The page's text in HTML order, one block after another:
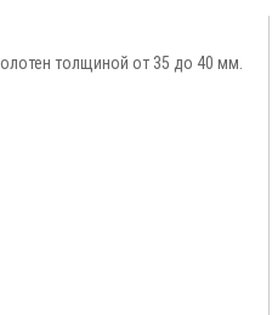
толщиной от 35 до 40 мм.